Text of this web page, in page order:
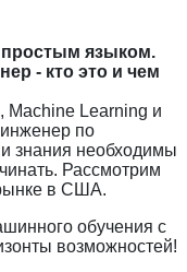
языком.
- кто это и чем
Machine Learning и
инженер по
знания необходимы
Рассмотрим
в США.
обучения с
возможностей!